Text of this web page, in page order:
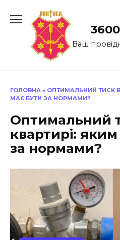
до
Ваш
ГОЛОВНА » ОПТИМАЛЬНИЙ ТИСК
МАЄ БУТИ ЗА НОРМАМИ?
Оптимальний
квартирі:
за нормами?